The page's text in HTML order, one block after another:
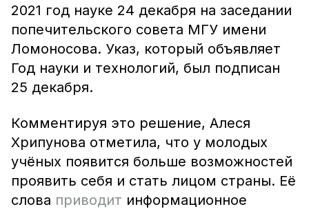
2021 год науке 24 декабря на заседании
попечительского совета МГУ имени
Ломоносова. Указ, который объявляет
Год науки и технологий, был подписан
25 декабря.
Комментируя это решение, Алеся
Хрипунова отметила, что у молодых
учёных появится больше возможностей
проявить себя и стать лицом страны. Её
слова приводит информационное